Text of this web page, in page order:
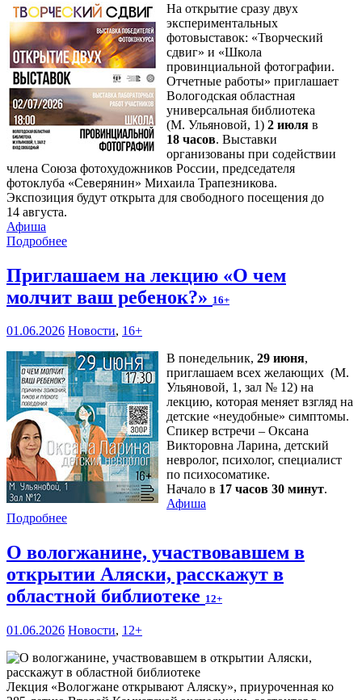
На открытие сразу двух
экспериментальных
фотовыставок: «Творческий
сдвиг» и «Школа
провинциальной фотографии.
Отчетные работы» приглашает
Вологодская областная
универсальная библиотека
(М. Ульяновой, 1) 2 июля в
18 часов. Выставки
организованы при содействии
члена Союза фотохудожников России, председателя
фотоклуба «Северянин» Михаила Трапезникова.
Экспозиция будут открыта для свободного посещения до
14 августа.
Афиша
Подробнее
Приглашаем на лекцию «О чем
молчит ваш ребенок?» 16+
01.06.2026 Новости, 16+
В понедельник, 29 июня,
приглашаем всех желающих (М.
Ульяновой, 1, зал № 12) на
лекцию, которая меняет взгляд на
детские «неудобные» симптомы.
Спикер встречи – Оксана
Викторовна Ларина, детский
невролог, психолог, специалист
по психосоматике.
Начало в 17 часов 30 минут.
Афиша
Подробнее
О вологжанине, участвовавшем в
открытии Аляски, расскажут в
областной библиотеке 12+
01.06.2026 Новости, 12+
Лекция «Вологжане открывают Аляску», приуроченная ко